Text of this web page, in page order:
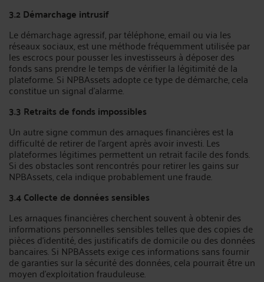
3.2 Démarchage intrusif
Le démarchage agressif, par téléphone, email ou via les
réseaux sociaux, est une méthode fréquemment utilisée par
les escrocs pour pousser les investisseurs à déposer des
fonds sans prendre le temps de vérifier la légitimité de la
plateforme. Si NPBAssets adopte ce type de démarche, cela
constitue un signal d'alarme.
3.3 Retraits de fonds impossibles
Un autre signe commun des arnaques financières est la
difficulté de retirer de l'argent après avoir investi. Les
plateformes légitimes permettent un retrait facile des fonds.
Si des obstacles sont rencontrés pour retirer les gains sur
NPBAssets, cela indique probablement une fraude.
3.4 Collecte de données sensibles
Les arnaques financières cherchent souvent à obtenir des
informations personnelles sensibles telles que des copies de
pièces d'identité, des justificatifs de domicile ou des données
bancaires. Si NPBAssets exige ces informations sans fournir
de garanties sur la sécurité des données, cela pourrait être un
moyen d'exploitation frauduleuse.